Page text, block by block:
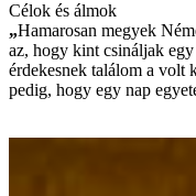
Célok és álmok
„Hamarosan megyek
az, hogy kint csináljak
érdekesnek találom a volt
pedig, hogy egy nap